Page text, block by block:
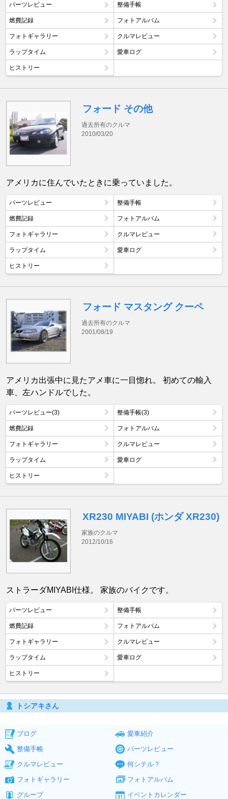
パーツレビュー 整備手帳
燃費記録 フォトアルバム
フォトギャラリー クルマレビュー
ラップタイム 愛車ログ
ヒストリー
フォード その他
過去所有のクルマ
2010/03/20
アメリカに住んでいたときに乗っていました。
パーツレビュー 整備手帳
燃費記録 フォトアルバム
フォトギャラリー クルマレビュー
ラップタイム 愛車ログ
ヒストリー
フォード マスタング クーペ
過去所有のクルマ
2001/08/19
アメリカ出張中に見たアメ車に一目惚れ。 初めての輸入
車、左ハンドルでした。
パーツレビュー(3) 整備手帳(3)
燃費記録 フォトアルバム
フォトギャラリー クルマレビュー
ラップタイム 愛車ログ
ヒストリー
XR230 MIYABI (ホンダ XR230)
家族のクルマ
2012/10/16
ストラーダMIYABI仕様。 家族のバイクです。
パーツレビュー 整備手帳
燃費記録 フォトアルバム
フォトギャラリー クルマレビュー
ラップタイム 愛車ログ
ヒストリー
トシアキさん
ブログ
愛車紹介
整備手帳
パーツレビュー
クルマレビュー
何シテル？
フォトギャラリー
フォトアルバム
グループ
イベントカレンダー